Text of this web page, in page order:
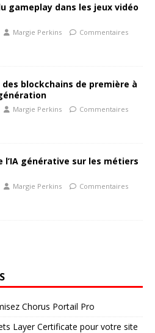
gameplay dans les jeux vidéo
Margie Perkins
Commentaires
des blockchains de première à
Margie Perkins
Commentaires
l’IA générative sur les métiers
Margie Perkins
Commentaires
Chorus Portail Pro
Layer Certificate pour votre site